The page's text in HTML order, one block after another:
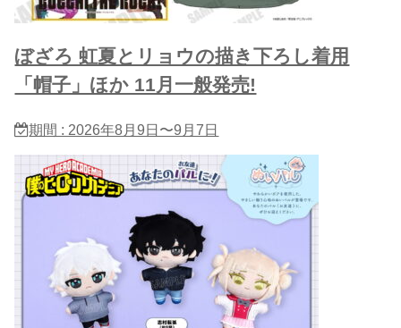
ぼざろ 虹夏とリョウの描き下ろし着用
「帽子」ほか 11月一般発売!
期間 : 2026年8月9日〜9月7日